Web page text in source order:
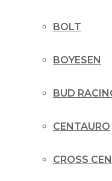
BOLT
BOYESEN
BUD
CENTAURO
CROSS